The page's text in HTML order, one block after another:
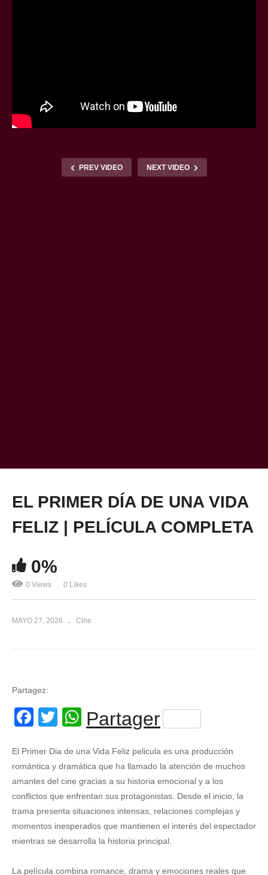
PREV VIDEO NEXT VIDEO
EL PRIMER DÍA DE UNA VIDA
FELIZ | PELÍCULA COMPLETA
0%
0 Views 0 Likes
MAYO 27, 2026 Cine
Partagez:
Facebook
Twitter
WhatsApp
Partager
El Primer Dia de una Vida Feliz pelicula es una producción
romántica y dramática que ha llamado la atención de muchos
amantes del cine gracias a su historia emocional y a los
conflictos que enfrentan sus protagonistas. Desde el inicio, la
trama presenta situaciones intensas, relaciones complejas y
momentos inesperados que mantienen el interés del espectador
mientras se desarrolla la historia principal.
La película combina romance, drama y emociones reales que